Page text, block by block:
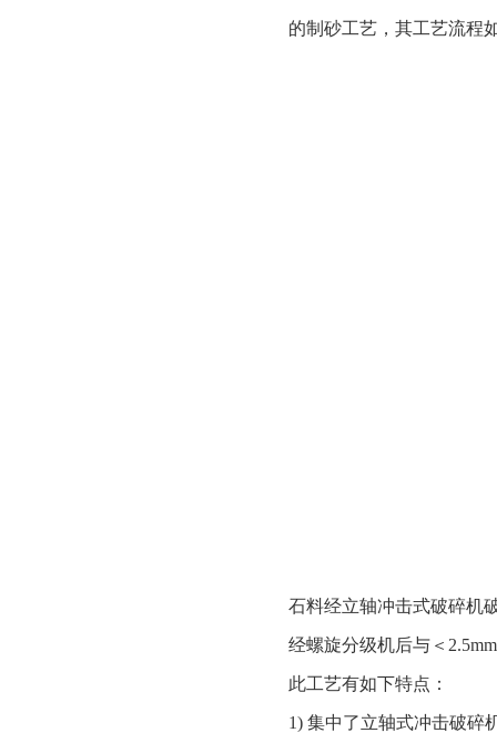
的制砂工艺，其工艺流程
石料经立轴冲击式破碎机
经螺旋分级机后与＜
此工艺有如下特点：
1) 集中了立轴式冲击破碎